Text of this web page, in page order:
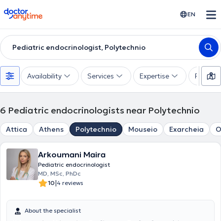
doctoranytime EN
Pediatric endocrinologist, Polytechnio
Availability Services Expertise
6 Pediatric endocrinologists near Polytechnio
Attica Athens Polytechnio Mouseio Exarcheia
Arkoumani Maira
Pediatric endocrinologist
MD, MSc, PhDc
10|4 reviews
About the specialist